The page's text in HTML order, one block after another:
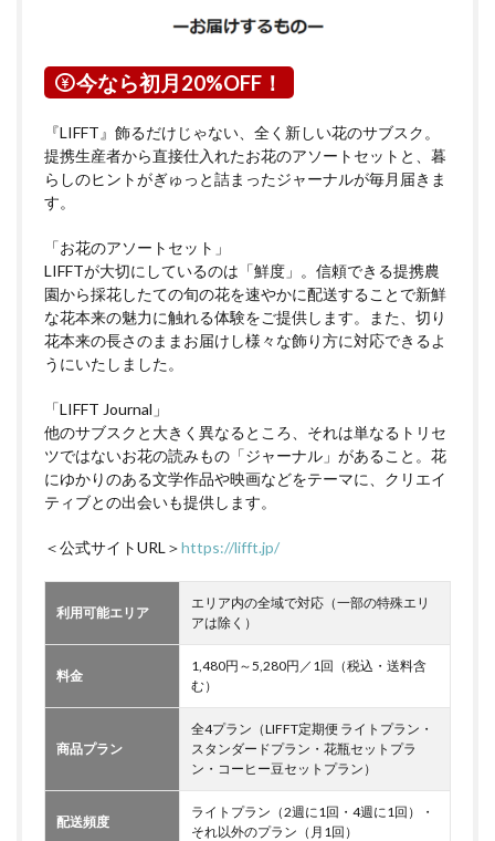
今なら初月20%OFF！
『LIFFT』飾るだけじゃない、全く新しい花のサブスク。
提携生産者から直接仕入れたお花のアソートセットと、暮
らしのヒントがぎゅっと詰まったジャーナルが毎月届きま
す。
「お花のアソートセット」
LIFFTが大切にしているのは「鮮度」。信頼できる提携農
園から採花したての旬の花を速やかに配送することで新鮮
な花本来の魅力に触れる体験をご提供します。また、切り
花本来の長さのままお届けし様々な飾り方に対応できるよ
うにいたしました。
「LIFFT Journal」
他のサブスクと大きく異なるところ、それは単なるトリセ
ツではないお花の読みもの「ジャーナル」があること。花
にゆかりのある文学作品や映画などをテーマに、クリエイ
ティブとの出会いも提供します。
＜公式サイトURL＞https://lifft.jp/
利用可能エリア
エリア内の全域で対応（一部の特殊エリ
アは除く）
料金
1,480円～5,280円／1回（税込・送料含
む）
商品プラン
全4プラン（LIFFT定期便 ライトプラン・
スタンダードプラン・花瓶セットプラ
ン・コーヒー豆セットプラン）
配送頻度
ライトプラン（2週に1回・4週に1回）・
それ以外のプラン（月1回）